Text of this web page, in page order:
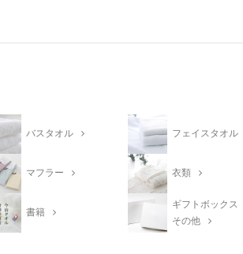
バスタオル フェイスタオル
マフラー 衣類
書籍
ギフトボックス
その他